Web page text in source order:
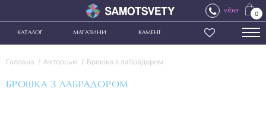
viber 0
КАТАЛОГ МАГАЗИНИ КАМЕНІ
Головна Авторські Брошка з лабрадором
БРОШКА З ЛАБРАДОРОМ